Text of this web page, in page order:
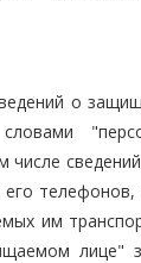
о
его
им
лице"